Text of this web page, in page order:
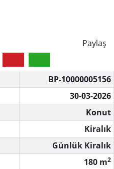
Paylaş
BP-10000005156
30-03-2026
Konut
Kiralık
Günlük Kiralık
180 m2